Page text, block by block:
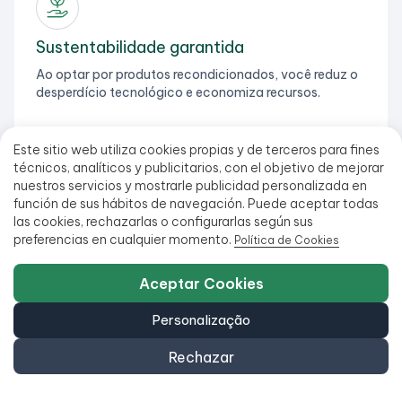
Sustentabilidade garantida
Ao optar por produtos recondicionados, você reduz o
desperdício tecnológico e economiza recursos.
Equipamentos 100% verificados
Recondicionado por profissionais. Verificado em 17
pontos de controle.
Este sitio web utiliza cookies propias y de terceros para fines
técnicos, analíticos y publicitarios, con el objetivo de mejorar
nuestros servicios y mostrarle publicidad personalizada en
función de sus hábitos de navegación. Puede aceptar todas
las cookies, rechazarlas o configurarlas según sus
preferencias en cualquier momento. Política de Cookies
Rechazar
Personalização
Aceptar Cookies